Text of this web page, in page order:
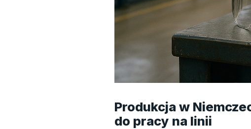
Produkcja w
do pracy na linii